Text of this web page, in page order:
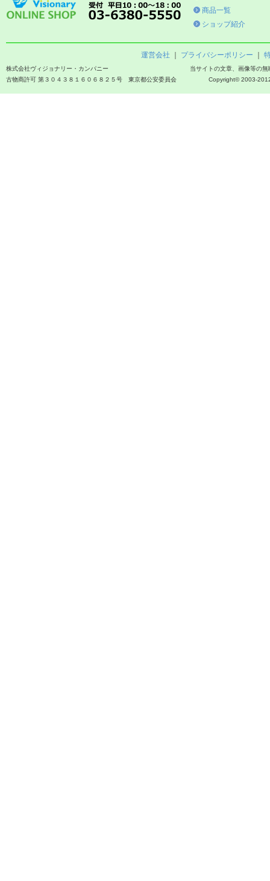
商品一覧
ショップ紹介
運営会社 プライバシーポリシー
当サイトの文章、画像等の
Copyright© 2003-
株式会社ヴィジョナリー・カンパニー
古物商許可 第３０４３８１６０６８２５号 東京都公安委員会